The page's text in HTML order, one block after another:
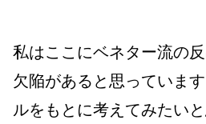
私はここにベネター流の
欠陥があると思っていま
ルをもとに考えてみたいと